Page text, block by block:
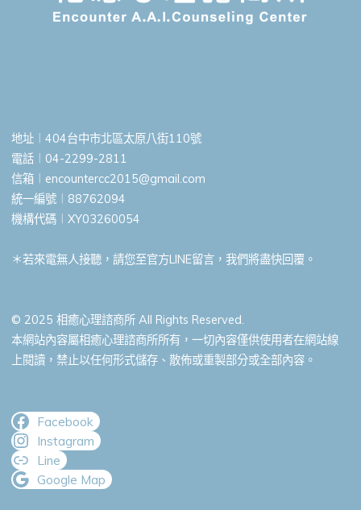
地址︱404台中市北區太原八街110號
電話︱04-2299-2811
信箱︱ encountercc2015@gmail.com
統一編號︱88762094
機構代碼︱XY03260054
＊若來電無人接聽，請您至官方LINE留言，我們將盡快回覆。
© 2025 相癒心理諮商所 All Rights Reserved.
本網站內容屬相癒心理諮商所所有，一切內容僅供使用者在網站線
上閱讀，禁止以任何形式儲存、散佈或重製部分或全部內容。
Facebook
Instagram
Line
Google Map